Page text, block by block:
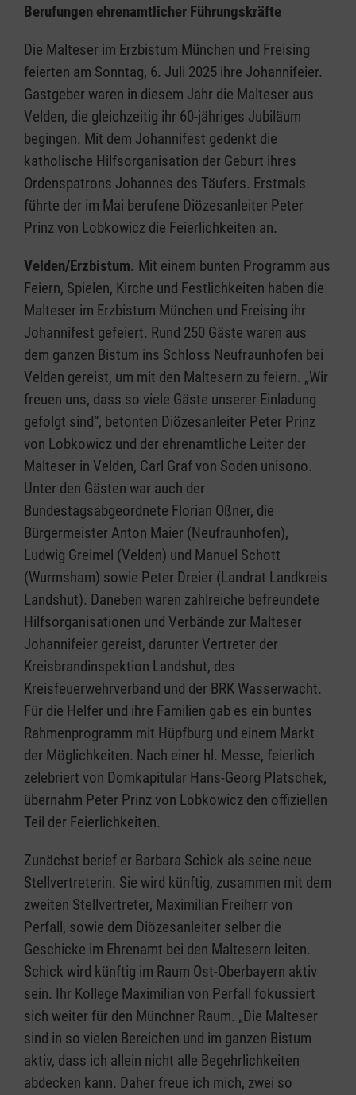
Berufungen ehrenamtlicher Führungskräfte
Die Malteser im Erzbistum München und Freising
feierten am Sonntag, 6. Juli 2025 ihre Johannifeier.
Gastgeber waren in diesem Jahr die Malteser aus
Velden, die gleichzeitig ihr 60-jähriges Jubiläum
begingen. Mit dem Johannifest gedenkt die
katholische Hilfsorganisation der Geburt ihres
Ordenspatrons Johannes des Täufers. Erstmals
führte der im Mai berufene Diözesanleiter Peter
Prinz von Lobkowicz die Feierlichkeiten an.
Velden/Erzbistum. Mit einem bunten Programm aus
Feiern, Spielen, Kirche und Festlichkeiten haben die
Malteser im Erzbistum München und Freising ihr
Johannifest gefeiert. Rund 250 Gäste waren aus
dem ganzen Bistum ins Schloss Neufraunhofen bei
Velden gereist, um mit den Maltesern zu feiern. „Wir
freuen uns, dass so viele Gäste unserer Einladung
gefolgt sind“, betonten Diözesanleiter Peter Prinz
von Lobkowicz und der ehrenamtliche Leiter der
Malteser in Velden, Carl Graf von Soden unisono.
Unter den Gästen war auch der
Bundestagsabgeordnete Florian Oßner, die
Bürgermeister Anton Maier (Neufraunhofen),
Ludwig Greimel (Velden) und Manuel Schott
(Wurmsham) sowie Peter Dreier (Landrat Landkreis
Landshut). Daneben waren zahlreiche befreundete
Hilfsorganisationen und Verbände zur Malteser
Johannifeier gereist, darunter Vertreter der
Kreisbrandinspektion Landshut, des
Kreisfeuerwehrverband und der BRK Wasserwacht.
Für die Helfer und ihre Familien gab es ein buntes
Rahmenprogramm mit Hüpfburg und einem Markt
der Möglichkeiten. Nach einer hl. Messe, feierlich
zelebriert von Domkapitular Hans-Georg Platschek,
übernahm Peter Prinz von Lobkowicz den offiziellen
Teil der Feierlichkeiten.
Zunächst berief er Barbara Schick als seine neue
Stellvertreterin. Sie wird künftig, zusammen mit dem
zweiten Stellvertreter, Maximilian Freiherr von
Perfall, sowie dem Diözesanleiter selber die
Geschicke im Ehrenamt bei den Maltesern leiten.
Schick wird künftig im Raum Ost-Oberbayern aktiv
sein. Ihr Kollege Maximilian von Perfall fokussiert
sich weiter für den Münchner Raum. „Die Malteser
sind in so vielen Bereichen und im ganzen Bistum
aktiv, dass ich allein nicht alle Begehrlichkeiten
abdecken kann. Daher freue ich mich, zwei so